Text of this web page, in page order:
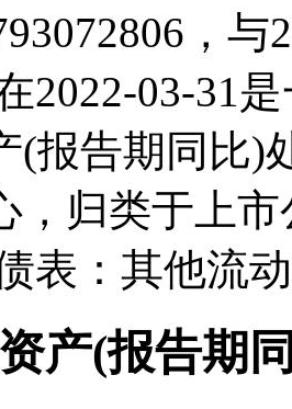
，
2022-03-31
(报告期同比)
，归类于上
表：其他流
产(报告期